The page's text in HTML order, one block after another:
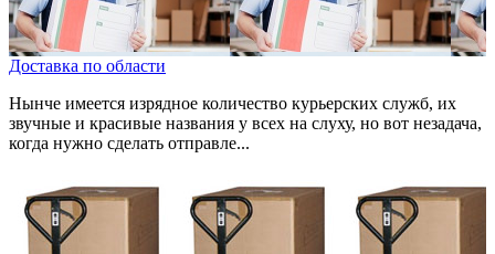
Доставка по области
Нынче имеется изрядное количество курьерских служб, их
звучные и красивые названия у всех на слуху, но вот незадача,
когда нужно сделать отправле...